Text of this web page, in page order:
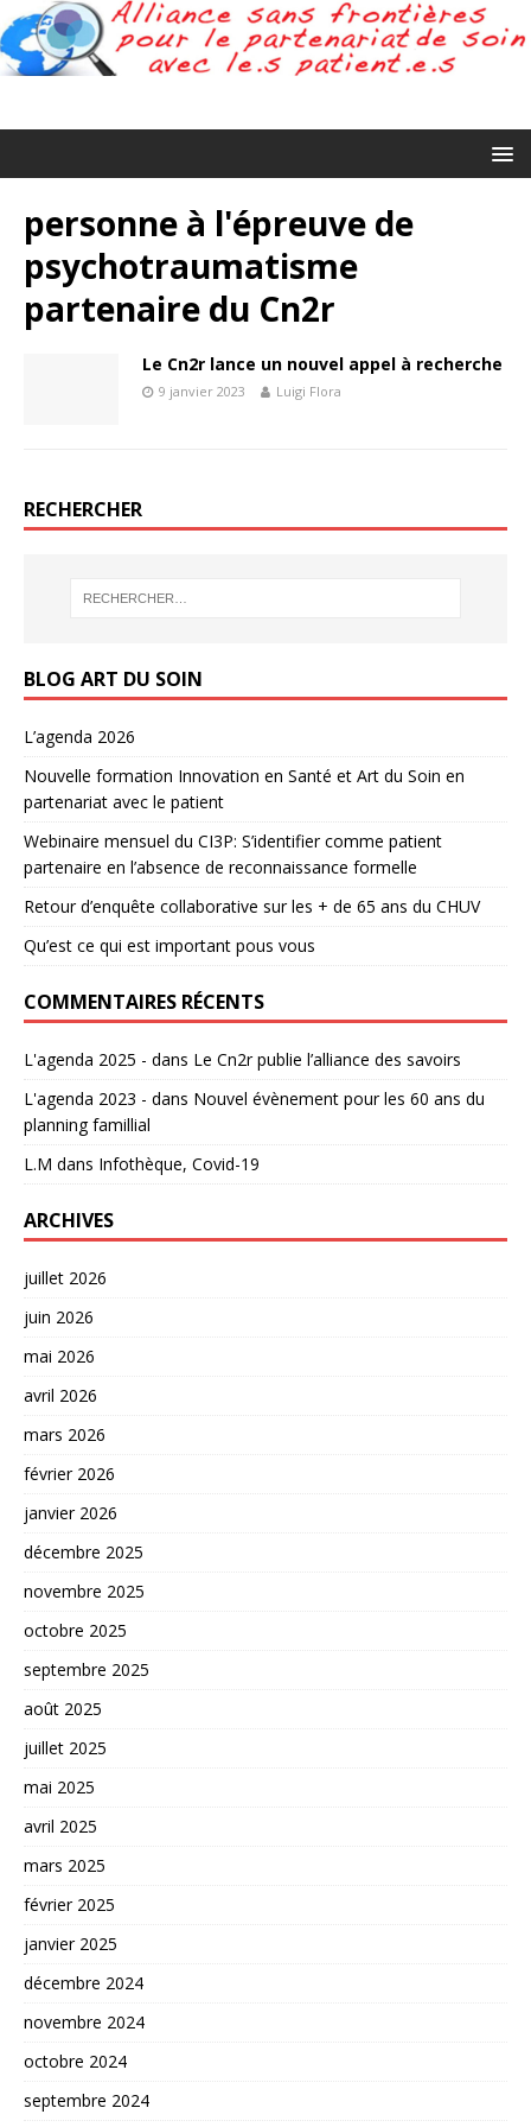
personne à l'épreuve de
psychotraumatisme
partenaire du Cn2r
Le Cn2r lance un nouvel appel à recherche
9 janvier 2023 Luigi Flora
RECHERCHER
BLOG ART DU SOIN
L’agenda 2026
Nouvelle formation Innovation en Santé et Art du Soin en
partenariat avec le patient
Webinaire mensuel du CI3P: S’identifier comme patient
partenaire en l’absence de reconnaissance formelle
Retour d’enquête collaborative sur les + de 65 ans du CHUV
Qu’est ce qui est important pous vous
COMMENTAIRES RÉCENTS
L'agenda 2025 - dans Le Cn2r publie l’alliance des savoirs
L'agenda 2023 - dans Nouvel évènement pour les 60 ans du
planning famillial
L.M dans Infothèque, Covid-19
ARCHIVES
juillet 2026
juin 2026
mai 2026
avril 2026
mars 2026
février 2026
janvier 2026
décembre 2025
novembre 2025
octobre 2025
septembre 2025
août 2025
juillet 2025
mai 2025
avril 2025
mars 2025
février 2025
janvier 2025
décembre 2024
novembre 2024
octobre 2024
septembre 2024